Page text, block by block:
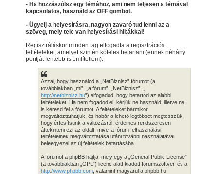
- Ha hozzászólsz egy témához, ami nem teljesen a témával
kapcsolatos, használd az OFF gombot.
- Ügyelj a helyesírásra, nagyon zavaró tud lenni az a
szöveg, mely tele van helyesírási hibákkal!
Regisztráláskor minden tag elfogadta a regisztrációs
feltételeket, amelyet szintén köteles betartani (ennek néhány
pontját fentebb is említettem):
Azzal, hogy használod a „NetBiznisz” fórumot (a
továbbiakban „mi”, „a fórum”, „NetBiznisz”, „
http://netbiznisz.hu”) elfogadod, hogy betartod az alábbi
feltételeket. Ha nem fogadod el, kérjük ne használd, illetve ne
is keresd fel a fórumot. A feltételeket bármikor
megváltoztathatjuk, és habár a lehető legtöbbet megtesszük,
hogy értesítsünk a változásról, érdemes rendszeresen
áttekinteni ezt az oldalt, mivel a fórum felhasználási
feltételeinek megváltoztatása utáni további használatával
beleegyezel az új feltételek betartásába.
A fórumot a phpBB hajtja, mely egy a „General Public License”
(a továbbiakban „GPL”) licenc alatt kiadott fórumszoftver, és a
http://www.phpbb.com , valamint magyarul a phpbb.hu